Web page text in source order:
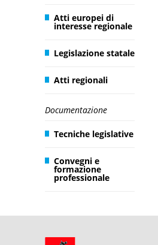
Atti europei di
interesse regionale
Legislazione statale
Atti regionali
Documentazione
Tecniche legislative
Convegni e
formazione
professionale